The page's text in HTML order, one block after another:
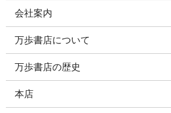
会社案内
万歩書店について
万歩書店の歴史
本店